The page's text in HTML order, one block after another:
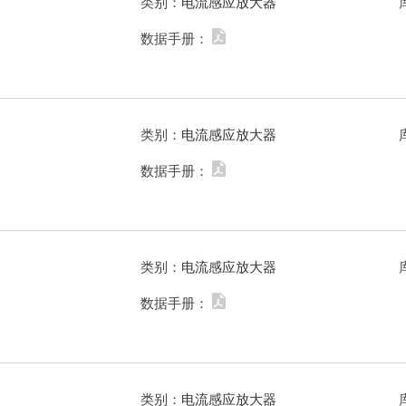
数据手册：
类别： 电流感应放大器
数据手册：
类别： 电流感应放大器
数据手册：
类别： 电流感应放大器